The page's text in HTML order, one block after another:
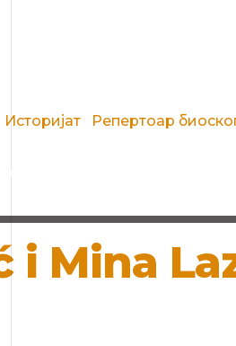
Историјат Репертоар
i Mina